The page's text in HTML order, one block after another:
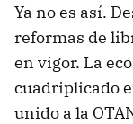
Ya no es así.
reformas de
en vigor. La
cuadriplicado
unido a la